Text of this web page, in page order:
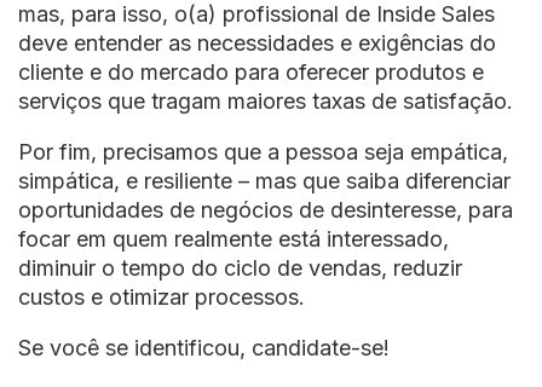
mas, para isso, o(a) profissional de Inside Sales
deve entender as necessidades e exigências do
cliente e do mercado para oferecer produtos e
serviços que tragam maiores taxas de satisfação.
Por fim, precisamos que a pessoa seja empática,
simpática, e resiliente – mas que saiba diferenciar
oportunidades de negócios de desinteresse, para
focar em quem realmente está interessado,
diminuir o tempo do ciclo de vendas, reduzir
custos e otimizar processos.
Se você se identificou, candidate-se!